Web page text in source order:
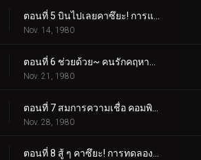
ตอนที่ 5 บินไปเลยคาซึยะ! การแข่งขันเครื่องจักรปีศาจ
Nov. 14, 1980
Nov. 21, 1980
Nov. 28, 1980
ตอนที่ 8 สู้ ๆ คาซึยะ! การทดลองความตายของ Dogma